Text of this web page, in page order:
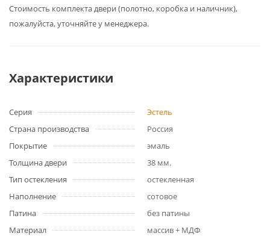
Cтоимость комплекта двери (полотно, коробка и наличник),
пожалуйста, уточняйте у менеджера.
Характеристики
Серия
Эстель
Страна производства
Россия
Покрытие
эмаль
Толщина двери
38 мм.
Тип остекления
остекленная
Наполнение
сотовое
Патина
без патины
Материал
массив + МДФ